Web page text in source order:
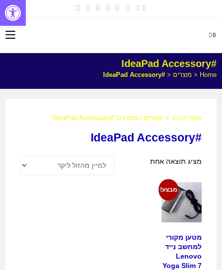
0
#IdeaPad Accessory
Home
< מוצרים <
#IdeaPad Accessory
עמוד הבית > מוצרים המתויגים “#IdeaPad Accessory”
#IdeaPad Accessory
מציג תוצאה אחת
מבצע!
מטען מקורי
למחשב נייד
Lenovo
Yoga Slim 7